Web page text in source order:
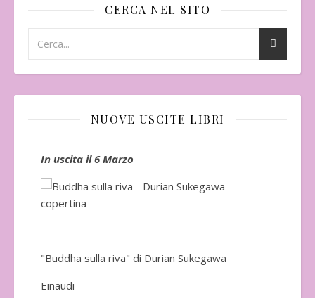
CERCA NEL SITO
NUOVE USCITE LIBRI
In uscita il 6 Marzo
"Buddha sulla riva" di Durian Sukegawa
Einaudi